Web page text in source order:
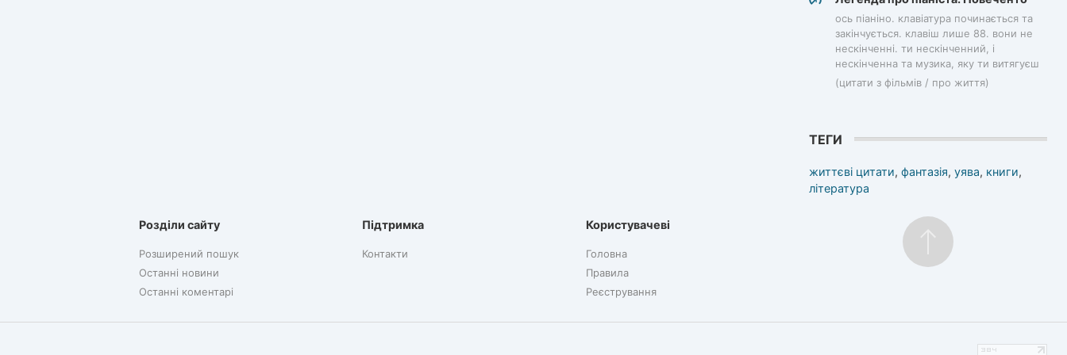
ось піаніно. клавіатура починається та
закінчується. клавіш лише 88. вони не
нескінченні. ти нескінченний, і
нескінченна та музика, яку ти витягуєш
(цитати з фільмів / про життя)
ТЕГИ
життєві цитати, фантазія, уява, книги,
література
Розділи сайту
Розширений пошук
Останні новини
Останні коментарі
Підтримка
Контакти
Користувачеві
Головна
Правила
Реєстрування